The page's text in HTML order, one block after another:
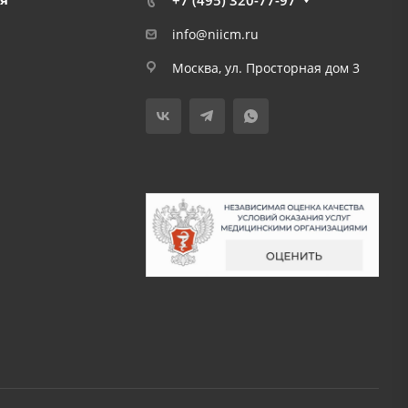
info@niicm.ru
Москва, ул. Просторная дом 3